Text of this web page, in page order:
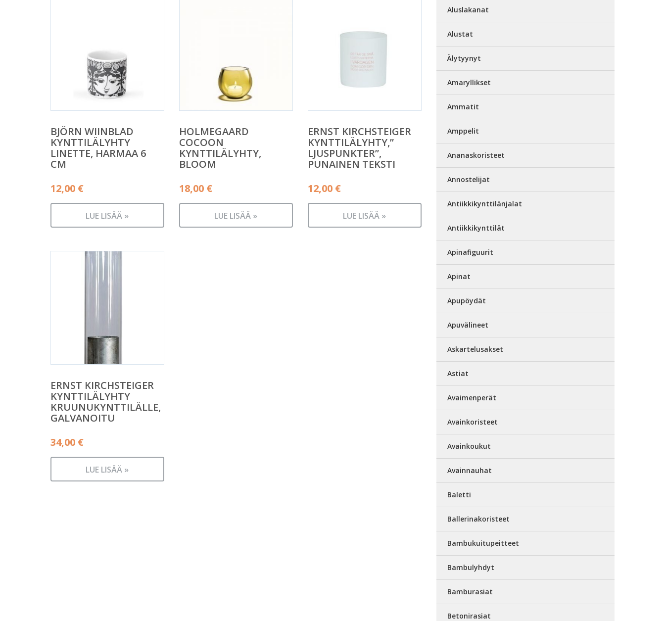
BJÖRN WIINBLAD
KYNTTILÄLYHTY
LINETTE, HARMAA 6
CM
12,00 €
LUE LISÄÄ »
HOLMEGAARD
COCOON
KYNTTILÄLYHTY,
BLOOM
18,00 €
LUE LISÄÄ »
ERNST KIRCHSTEIGER
KYNTTILÄLYHTY,”
LJUSPUNKTER”,
PUNAINEN TEKSTI
12,00 €
LUE LISÄÄ »
ERNST KIRCHSTEIGER
KYNTTILÄLYHTY
KRUUNUKYNTTILÄLLE,
GALVANOITU
34,00 €
LUE LISÄÄ »
Aluslakanat
Alustat
Älytyynyt
Amaryllikset
Ammatit
Amppelit
Ananaskoristeet
Annostelijat
Antiikkikynttilänjalat
Antiikkikynttilät
Apinafiguurit
Apinat
Apupöydät
Apuvälineet
Askartelusakset
Astiat
Avaimenperät
Avainkoristeet
Avainkoukut
Avainnauhat
Baletti
Ballerinakoristeet
Bambukuitupeitteet
Bambulyhdyt
Bamburasiat
Betonirasiat